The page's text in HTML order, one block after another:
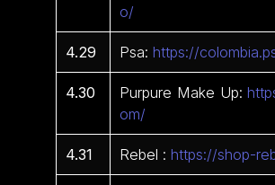
o/
4.29 Psa:https://
4.30 Purpure Make Up:
om/
4.31 Rebel :https://shop-